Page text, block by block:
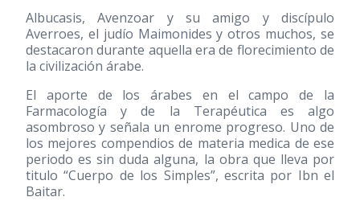
Albucasis, Avenzoar y su amigo y discípulo
Averroes, el judío Maimonides y otros muchos, se
destacaron durante aquella era de florecimiento de
la civilización árabe.
El aporte de los árabes en el campo de la
Farmacología y de la Terapéutica es algo
asombroso y señala un enrome progreso. Uno de
los mejores compendios de materia medica de ese
periodo es sin duda alguna, la obra que lleva por
titulo “Cuerpo de los Simples”, escrita por Ibn el
Baitar.